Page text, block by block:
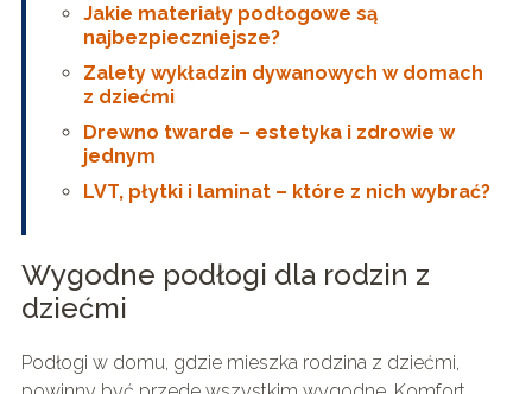
Jakie materiały podłogowe są
najbezpieczniejsze?
Zalety wykładzin dywanowych w domach
z dziećmi
Drewno twarde – estetyka i zdrowie w
jednym
LVT, płytki i laminat – które z nich wybrać?
Wygodne podłogi dla rodzin z
dziećmi
Podłogi w domu, gdzie mieszka rodzina z dziećmi,